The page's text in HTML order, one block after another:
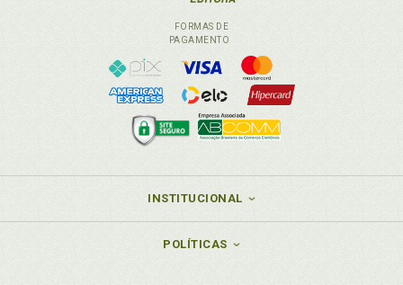
FORMAS DE
PAGAMENTO
INSTITUCIONAL
POLÍTICAS